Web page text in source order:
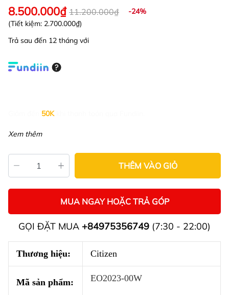
8.500.000₫ 11.200.000₫
-24%
(Tiết kiệm: 2.700.000₫)
Trả sau đến 12 tháng với
50K
Xem thêm
THÊM VÀO GIỎ
MUA NGAY HOẶC TRẢ GÓP
GỌI ĐẶT MUA +84975356749 (7:30 - 22:00)
Thương hiệu: Citizen
Mã sản phẩm: EO2023-00W